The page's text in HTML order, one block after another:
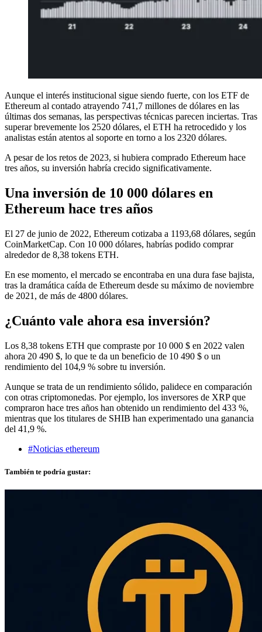
Aunque el interés institucional sigue siendo fuerte, con los ETF de
Ethereum al contado atrayendo 741,7 millones de dólares en las
últimas dos semanas, las perspectivas técnicas parecen inciertas. Tras
superar brevemente los 2520 dólares, el ETH ha retrocedido y los
analistas están atentos al soporte en torno a los 2320 dólares.
A pesar de los retos de 2023, si hubiera comprado Ethereum hace
tres años, su inversión habría crecido significativamente.
Una inversión de 10 000 dólares en
Ethereum hace tres años
El 27 de junio de 2022, Ethereum cotizaba a 1193,68 dólares, según
CoinMarketCap. Con 10 000 dólares, habrías podido comprar
alrededor de 8,38 tokens ETH.
En ese momento, el mercado se encontraba en una dura fase bajista,
tras la dramática caída de Ethereum desde su máximo de noviembre
de 2021, de más de 4800 dólares.
¿Cuánto vale ahora esa inversión?
Los 8,38 tokens ETH que compraste por 10 000 $ en 2022 valen
ahora 20 490 $, lo que te da un beneficio de 10 490 $ o un
rendimiento del 104,9 % sobre tu inversión.
Aunque se trata de un rendimiento sólido, palidece en comparación
con otras criptomonedas. Por ejemplo, los inversores de XRP que
compraron hace tres años han obtenido un rendimiento del 433 %,
mientras que los titulares de SHIB han experimentado una ganancia
del 41,9 %.
#Noticias ethereum
También te podría gustar: